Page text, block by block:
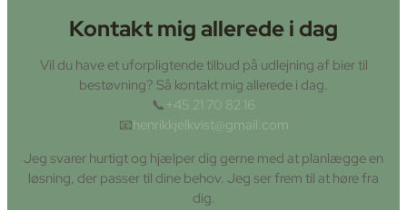
Kontakt mig allerede i dag
Vil du have et uforpligtende tilbud på udlejning af bier til
bestøvning? Så kontakt mig allerede i dag.
📞 +45 21 70 82 16
📧henrikkjelkvist@gmail.com
Jeg svarer hurtigt og hjælper dig gerne med at planlægge en
løsning, der passer til dine behov. Jeg ser frem til at høre fra
dig.